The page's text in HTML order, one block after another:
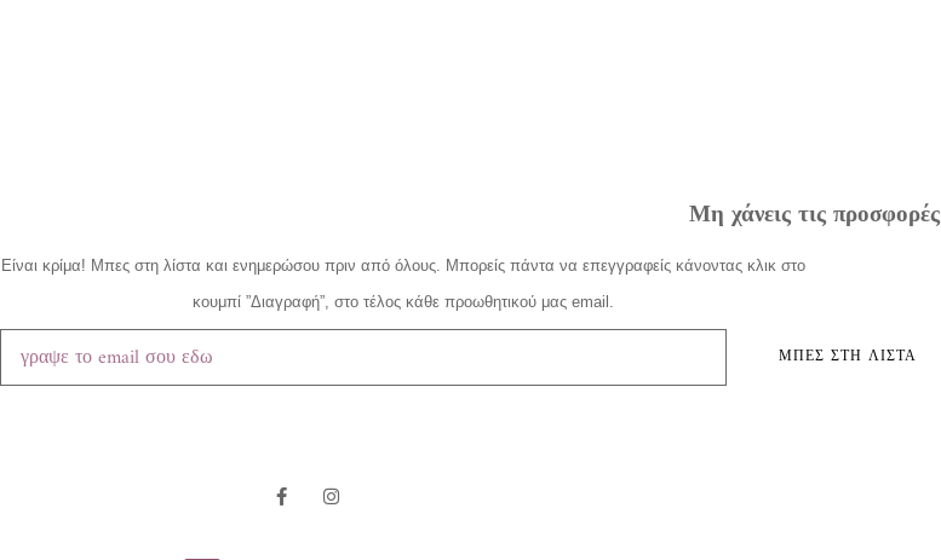
Μη χάνεις τις προσφορές
Είναι κρίμα! Μπες στη λίστα και ενημερώσου πριν από όλους. Μπορείς πάντα να επεγγραφείς κάνοντας κλικ στο
κουμπί ”Διαγραφή”, στο τέλος κάθε προωθητικού μας email.
ΜΠΕΣ ΣΤΗ ΛΙΣΤΑ